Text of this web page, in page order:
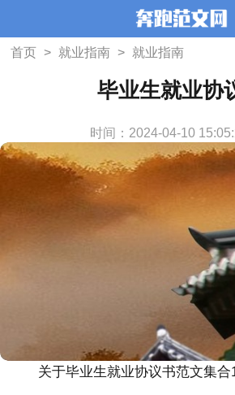
首页 > 就业指南 > 就业指南
毕业生就业协
时间：2024-04-10
关于毕业生就业协议书范文集合